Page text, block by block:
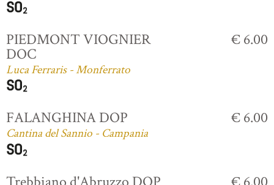
PIEDMONT VIOGNIER
DOC
Luca Ferraris - Monferrato
€ 6.00
FALANGHINA DOP
Cantina del Sannio - Campania
€ 6.00